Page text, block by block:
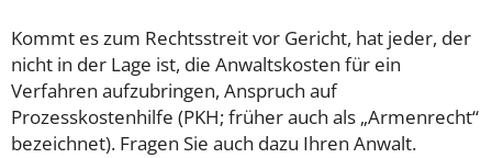
Kommt es zum Rechtsstreit vor Gericht, hat jeder, der
nicht in der Lage ist, die Anwaltskosten für ein
Verfahren aufzubringen, Anspruch auf
Prozesskostenhilfe (PKH; früher auch als „Armenrecht“
bezeichnet). Fragen Sie auch dazu Ihren Anwalt.